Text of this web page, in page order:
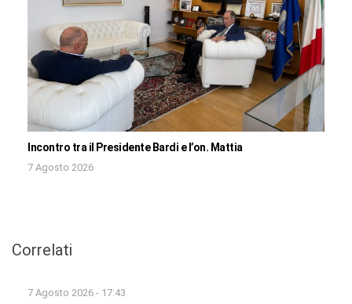
Incontro tra il Presidente Bardi e l’on. Mattia
7 Agosto 2026
Correlati
7 Agosto 2026 - 17:43